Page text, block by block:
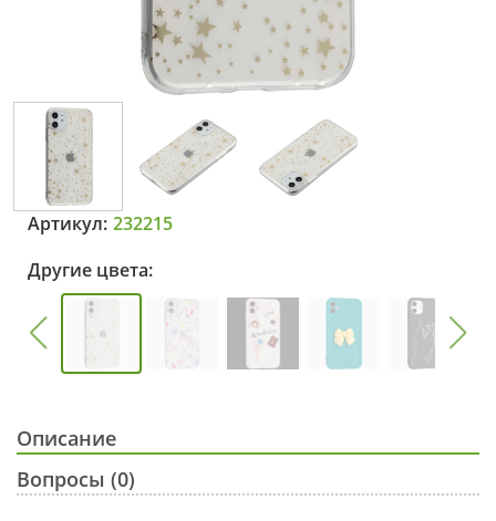
Артикул: 232215
Другие цвета:
Описание
Вопросы (0)